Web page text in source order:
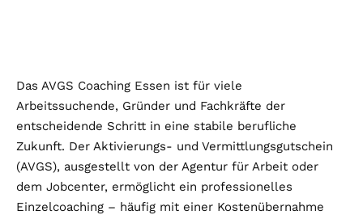
Das AVGS Coaching Essen ist für viele
Arbeitssuchende, Gründer und Fachkräfte der
entscheidende Schritt in eine stabile berufliche
Zukunft. Der Aktivierungs- und Vermittlungsgutschein
(AVGS), ausgestellt von der Agentur für Arbeit oder
dem Jobcenter, ermöglicht ein professionelles
Einzelcoaching – häufig mit einer Kostenübernahme